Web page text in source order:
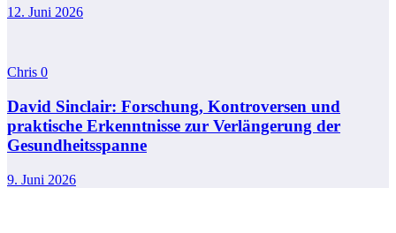
12. Juni 2026
Chris 0
David Sinclair: Forschung, Kontroversen und
praktische Erkenntnisse zur Verlängerung der
Gesundheitsspanne
9. Juni 2026